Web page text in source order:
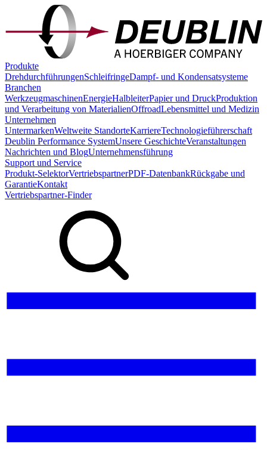
Produkte
DrehdurchführungenSchleifringeDampf- und Kondensatsysteme
Branchen
WerkzeugmaschinenEnergieHalbleiterPapier und DruckProduktion
und Verarbeitung von MaterialienOffroadLebensmittel und Medizin
Unternehmen
UntermarkenWeltweite StandorteKarriereTechnologieführerschaft
Deublin Performance SystemUnsere GeschichteVeranstaltungen
Nachrichten und BlogUnternehmensführung
Support und Service
Produkt-SelektorVertriebspartnerPDF-DatenbankRückgabe und
GarantieKontakt
Vertriebspartner-Finder